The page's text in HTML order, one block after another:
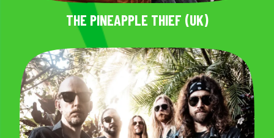
THE PINEAPPLE THIEF (UK)